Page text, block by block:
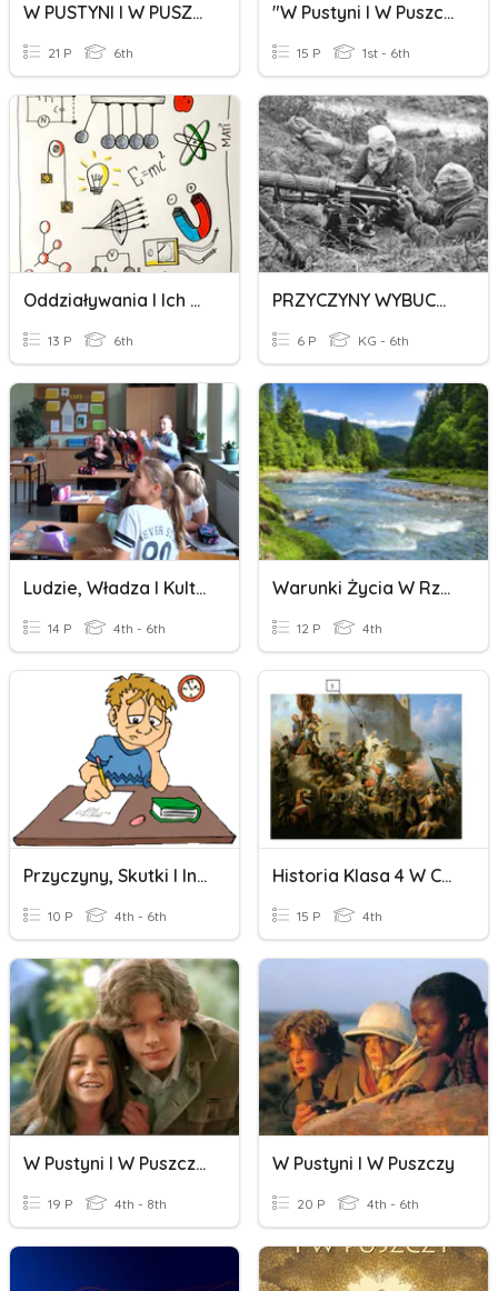
W PUSTYNI I W PUSZCZY
21 P 6th
"W Pustyni I W Puszczy" - Podsumowanie
15 P 1st - 6th
Oddziaływania I Ich Skutki
13 P 6th
PRZYCZYNY WYBUCHU I WOJNY ŚWIATOWEJ
6 P KG - 6th
Ludzie, Władza I Kultura W Średniowieczu
14 P 4th - 6th
Warunki Życia W Rzekach I Jeziorach.
12 P 4th
Przyczyny, Skutki I Inne Kłopoty
10 P 4th - 6th
Historia Klasa 4 W Czasach Zwycięstw I Niewoli
15 P 4th
W Pustyni I W Puszczy - Kartkówka
19 P 4th - 8th
W Pustyni I W Puszczy
20 P 4th - 6th